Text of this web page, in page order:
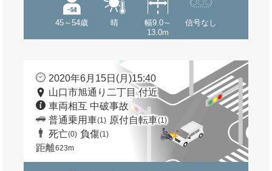
45～54歳 晴
幅9.0～
13.0m
信号なし
2020年6月15日(月)15:40
山口市旭通り二丁目 付近
車両相互 中破事故
普通乗用車(1) 原付自転車(1)
死亡(0) 負傷(1)
距離623m